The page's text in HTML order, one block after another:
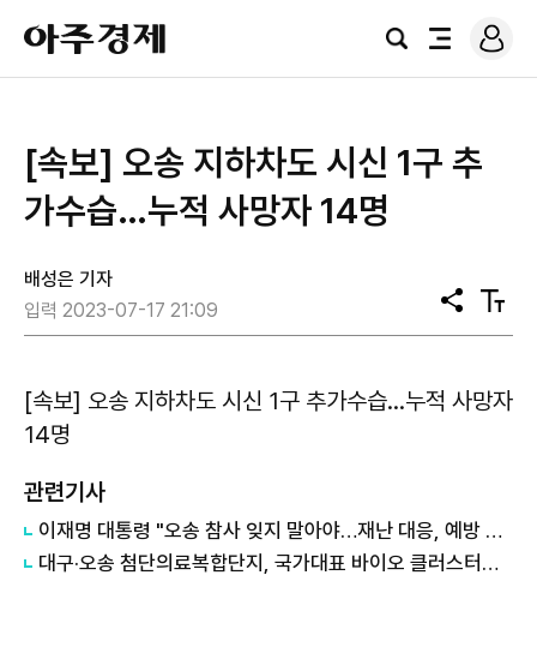
아
주
경
검
전
로
그
[속보] 오송 지하차도 시신 1구 추
가수습…누적 사망자 14명
배성은 기자
입력 2023-07-17 21:09
공
유
텍
스
기
[속보] 오송 지하차도 시신 1구 추가수습…누적 사망자
14명
관련기사
이재명 대통령 "오송 참사 잊지 말아야…재난 대응, 예방 중심으로 전환"
대구·오송 첨단의료복합단지, 국가대표 바이오 클러스터로 육성